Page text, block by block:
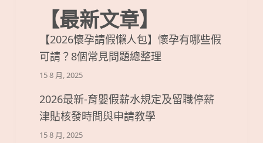
【最新文章】
【2026懷孕請假懶人包】懷孕有哪些假
可請？8個常見問題總整理
15 8 月, 2025
2026最新-育嬰假薪水規定及留職停薪
津貼核發時間與申請教學
15 8 月, 2025